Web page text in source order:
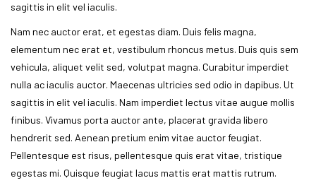
sagittis in elit vel iaculis.
Nam nec auctor erat, et egestas diam. Duis felis magna,
elementum nec erat et, vestibulum rhoncus metus. Duis quis sem
vehicula, aliquet velit sed, volutpat magna. Curabitur imperdiet
nulla ac iaculis auctor. Maecenas ultricies sed odio in dapibus. Ut
sagittis in elit vel iaculis. Nam imperdiet lectus vitae augue mollis
finibus. Vivamus porta auctor ante, placerat gravida libero
hendrerit sed. Aenean pretium enim vitae auctor feugiat.
Pellentesque est risus, pellentesque quis erat vitae, tristique
egestas mi. Quisque feugiat lacus mattis erat mattis rutrum.